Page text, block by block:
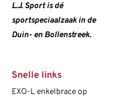
L.J. Sport is dé
sportspeciaalzaak in de
Duin- en Bollenstreek.
Snelle links
EXO-L enkelbrace op